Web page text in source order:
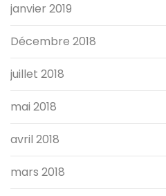
janvier 2019
Décembre 2018
juillet 2018
mai 2018
avril 2018
mars 2018